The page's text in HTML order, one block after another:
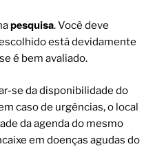
pesquisa. Você deve
está devidamente
é bem avaliado.
se da disponibilidade do
caso de urgências, o local
da agenda do mesmo
em doenças agudas do